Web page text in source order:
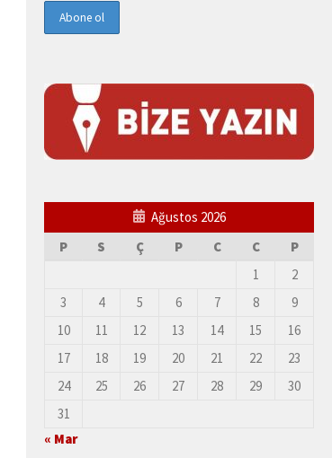
Ağustos 2026
P
S Ç P C C
P
1
2
3
4 5 6 7 8
9
10
11 12 13 14 15
16
17
18 19 20 21 22
23
24
25 26 27 28 29
30
31
« Mar